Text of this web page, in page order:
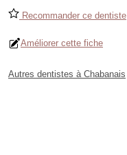
Recommander ce dentiste
Améliorer cette fiche
Autres dentistes à Chabanais